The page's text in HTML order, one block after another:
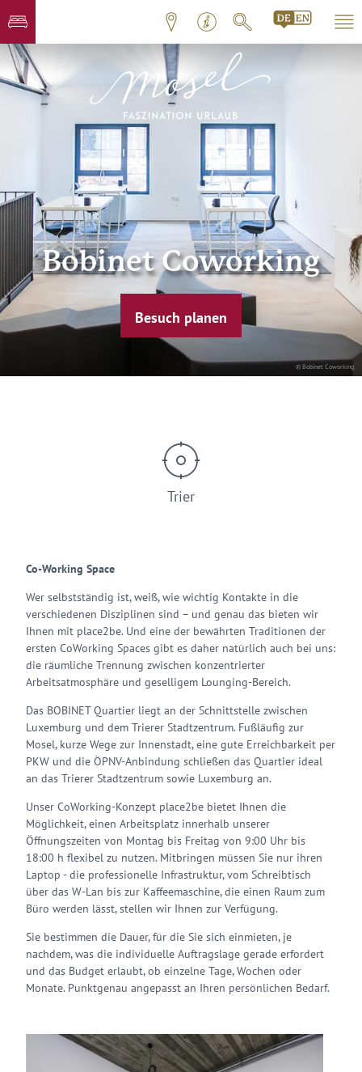
© Bobinet Coworking
Bobinet Coworking
Besuch planen
Trier
Co-Working Space
Wer selbstständig ist, weiß, wie wichtig Kontakte in die
verschiedenen Disziplinen sind – und genau das bieten wir
Ihnen mit place2be. Und eine der bewährten Traditionen der
ersten CoWorking Spaces gibt es daher natürlich auch bei uns:
die räumliche Trennung zwischen konzentrierter
Arbeitsatmosphäre und geselligem Lounging-Bereich.
Das BOBINET Quartier liegt an der Schnittstelle zwischen
Luxemburg und dem Trierer Stadtzentrum. Fußläufig zur
Mosel, kurze Wege zur Innenstadt, eine gute Erreichbarkeit per
PKW und die ÖPNV-Anbindung schließen das Quartier ideal
an das Trierer Stadtzentrum sowie Luxemburg an.
Unser CoWorking-Konzept place2be bietet Ihnen die
Möglichkeit, einen Arbeitsplatz innerhalb unserer
Öffnungszeiten von Montag bis Freitag von 9:00 Uhr bis
18:00 h flexibel zu nutzen. Mitbringen müssen Sie nur ihren
Laptop - die professionelle Infrastruktur, vom Schreibtisch
über das W-Lan bis zur Kaffeemaschine, die einen Raum zum
Büro werden lässt, stellen wir Ihnen zur Verfügung.
Sie bestimmen die Dauer, für die Sie sich einmieten, je
nachdem, was die individuelle Auftragslage gerade erfordert
und das Budget erlaubt, ob einzelne Tage, Wochen oder
Monate. Punktgenau angepasst an Ihren persönlichen Bedarf.